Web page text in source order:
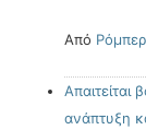
Από
Απαιτείται
ανάπτυξη